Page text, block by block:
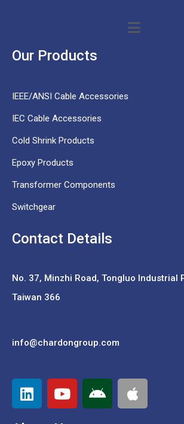
Our Products
IEEE/ANSI Cable Accessories
IEC Cable Accessories
Cold Shrink Products
Epoxy Products
Transformer Components
Switchgear
Contact Details
No. 37, Minzhi Road, Tongluo Industrial
Taiwan 366
info@chardongroup.com